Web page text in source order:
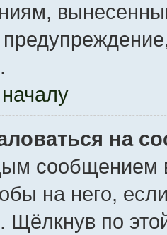
на
сообщением
на него,
Щёлкнув по